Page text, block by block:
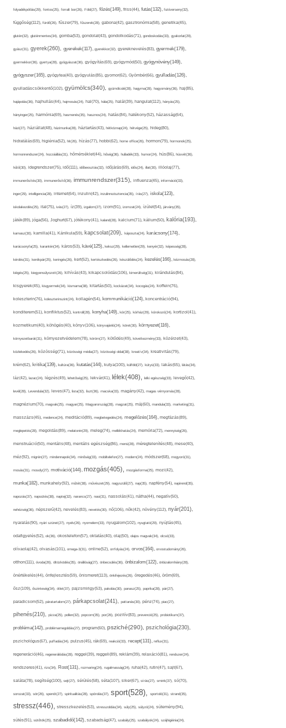
folyadékpótlás(29), fontos(25), forralt bor(26), Föld(27), főzés(149), friss(44), futás(132), futóverseny(32),
függőség(112), fürdő(26), fűszer(79), fűszerek(28), gabona(42), gasztronómia(58), genetika(45),
glutén(32), gluténmentes(34), gomba(53), gondolat(43), gondolkodás(71), gondoskodás(33), gyakorlat(29),
gyász(31), gyerek(260), gyerekek(117), gyerekkor(32), gyereknevelés(83), gyermek(179),
gyermekkor(36), gyertya(28), gyógyászat(36), gyógyítás(69), gyógymód(50), gyógynövény(149),
gyógyszer(165), gyógytea(40), gyógyulás(85), gyomor(62), Gyömbér(66), gyulladás(126),
gyulladáscsökkentő(102), gyümölcs(340), gyümölcslé(28), hagyma(28), hagyomány(36), haj(85),
hajápolás(36), hajhullás(44), hajmosás(24), hal(70), hála(25), halál(39), hangulat(112), hányás(25),
hányinger(25), harmónia(69), hasmenés(35), hasznos(24), hatás(84), hatékony(52), házasság(64),
házi(27), háziállat(48), házimunka(28), háztartás(43), hétköznap(24), hétvége(25), hideg(80),
hidratálás(69), higiénia(52), hit(26), hízás(77), hobbi(62), home office(26), hormon(79), hormonok(25),
hormonrendszer(24), hozzáállás(31), hőmérséklet(44), hőség(36), hulladék(33), humor(24), hús(86), húsvét(36),
hűtő(30), idegrendszer(75), idő(111), időbeosztás(32), időjárás(69), idős(24), illat(30), illóolaj(77),
immunerősítés(30), immunerősítő(36), immunrendszer(315), influenza(45), információ(33),
inger(29), intelligencia(28), internet(64), inzulin(42), inzulinrezisztencia(35), írás(27), iskola(123),
iskolakezdés(25), ital(75), ivás(27), íz(39), izgalom(27), izom(91), izomzat(24), ízület(54), járvány(35),
játék(89), jóga(56), Joghurt(67), jótékony(41), kaland(28), kalcium(71), kálium(50), kalória(193),
kamasz(30), kamilla(41), Kánikula(59), kapcsolat(209), káposzta(24), karácsony(174),
karácsonyfa(25), karantén(34), káros(53), kávé(125), keksz(29), kellemetlen(29), kenyér(32), képesség(28),
kérdés(31), kerékpár(25), keringés(26), kert(52), kertészkedés(26), készülődés(24), kezelés(166), kézmosás(28),
kiégés(25), kiegyensúlyozott(26), kihívás(43), kikapcsolódás(106), kimerültség(31), kirándulás(84),
kisgyerek(45), kisgyermek(34), kismama(38), kitartás(50), kockázat(34), kocogás(24), koffein(76),
koleszterin(76), koleszterinszint(24), kollagén(54), kommunikáció(124), koncentráció(94),
konditerem(51), konfliktus(52), kontroll(28), konyha(149), kór(25), kórház(29), kórokozó(24), kortizol(41),
kozmetikum(40), köhögés(40), könyv(106), könyvajánló(24), köret(30), környezet(116),
környezetbarát(31), környezetvédelem(78), köröm(27), kötődés(49), következmény(33), közérzet(43),
közlekedés(26), közösség(71), közösségi média(27), közösségi oldal(38), kreatív(34), kreativitás(79),
krém(62), kritika(139), kultúra(36), kutatás(144), kutya(100), külföld(27), kütyü(33), lakás(65), látás(34),
láz(42), lazac(24), légzés(49), lehetőség(25), lekvár(41), lélek(408), lelki egészség(33), levegő(42),
levél(28), Levendula(32), leves(47), lista(32), liszt(36), macska(33), magány(42), magas vérnyomás(28),
magnézium(70), magvak(25), magyar(25), Magyarország(28), magzat(25), máj(60), mandula(33), marketing(31),
masszázs(45), medence(24), meditáció(89), megbetegedés(24), megelőzés(164), megfázás(89),
meglepetés(28), megoldás(89), melatonin(29), meleg(74), mellékhatás(24), memória(72), mennyiség(26),
menstruáció(50), mentális(48), mentális egészség(86), menü(28), méregtelenítés(48), mese(40),
méz(92), migrén(27), mindennapok(34), minőség(33), mobiltelefon(27), modern(24), módszer(68), mogyoró(31),
mosás(31), mosoly(27), motiváció(144), mozgás(405), mozgásforma(25), mozi(42),
munka(182), munkahely(92), műtét(38), művészet(29), nagyszülő(27), nap(35), napfény(54), napirend(35),
napozás(37), napsütés(38), naptej(32), narancs(27), nasi(31), nassolás(41), nátha(44), negatív(50),
nehézség(36), népszerű(42), nevelés(83), nevetés(30), nő(106), nők(42), növény(112), nyár(201),
nyaralás(90), nyári szünet(27), nyelv(26), nyomelem(33), nyugalom(102), nyugtató(29), nyújtás(45),
odafigyelés(52), ok(36), okostelefon(57), oktatás(40), olaj(50), olajos magvak(34), olcsó(33),
olívaolaj(42), olvasás(101), omega-3(31), online(52), orrfolyás(24), orvos(164), orvostudomány(26),
otthon(111), óvoda(26), öltözködés(35), önállóság(27), önbecsülés(36), önbizalom(122), önbizalomhiány(28),
önértékelés(44), önfejlesztés(59), önismeret(113), önkifejezés(26), öregedés(46), öröm(69),
ősz(109), őszinteség(34), ötlet(37), pajzsmirigy(53), pakolás(30), panasz(25), paprika(28), pár(27),
paradicsom(52), páratartalom(27), párkapcsolat(241), pattanás(30), pénz(74), piac(27),
pihenés(210), pizza(25), pollen(32), popcorn(35), por(26), pozitív(83), prevenció(25), probiotikum(37),
probléma(142), problémamegoldás(27), program(60), psziché(290), pszichológia(230),
pszichológus(67), puffadás(34), pulzus(45), rák(69), reakció(33), recept(131), reflux(31),
regeneráció(46), regenerálódás(28), reggel(39), reggeli(89), reklám(39), relaxáció(81), rendszer(24),
rendszeres(41), rizs(34), Rost(131), rozmaring(24), rugalmasság(24), ruha(42), rutin(47), sajt(67),
saláta(78), segítség(100), sejt(27), sérülés(58), séta(107), siker(67), sírás(27), smink(37), só(70),
sorozat(33), sör(26), spenót(27), spiritualitás(28), spórolás(37), sport(528), sportoló(31), strand(35),
stressz(446), stresszkezelés(53), stresszoldás(34), súly(25), súlyzó(24), sütemény(94),
sütés(91), sütőtök(25), szabadidő(142), szabadság(47), szabály(25), szabályok(24), szájhigiénia(24),